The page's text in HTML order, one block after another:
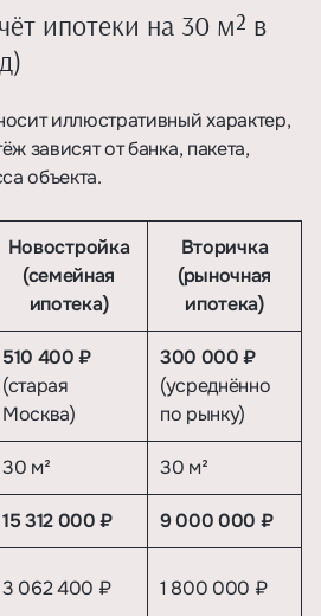
ипотеки на 30 м² в
иллюстративный характер,
зависят от банка, пакета,
объекта.
Новостройка
(семейная
ипотека)
Вторичка
(рыночная
ипотека)
510 400 ₽
(старая
Москва)
300 000 ₽
(усреднённо
по рынку)
30 м² 30 м²
15 312 000 ₽ 9 000 000 ₽
3 062 400 ₽ 1 800 000 ₽